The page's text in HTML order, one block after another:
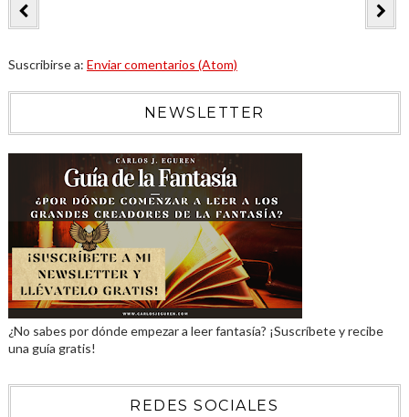
Suscribirse a: Enviar comentarios (Atom)
NEWSLETTER
¿No sabes por dónde empezar a leer fantasía? ¡Suscríbete y recibe
una guía gratis!
REDES SOCIALES